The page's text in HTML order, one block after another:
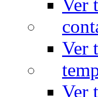
Ver
Ver
Ver